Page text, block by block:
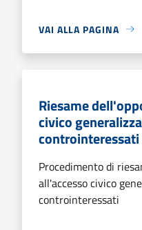
VAI ALLA PAGINA
Riesame
civico
controinteressati
Procedimento di
all'accesso civico
controinteressati